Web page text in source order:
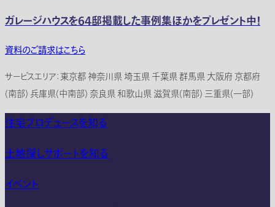
ガレージハウスを64邸掲載した事例集ほかをプレゼント中！
資料のご請求はこちら
サービスエリア：東京都 神奈川県 埼玉県 千葉県 群馬県 大阪府 京都府
(南部) 兵庫県(中南部) 奈良県 和歌山県 滋賀県(南部) 三重県(一部)
住宅プロデュースを知る
土地探しサポートを知る
イベント